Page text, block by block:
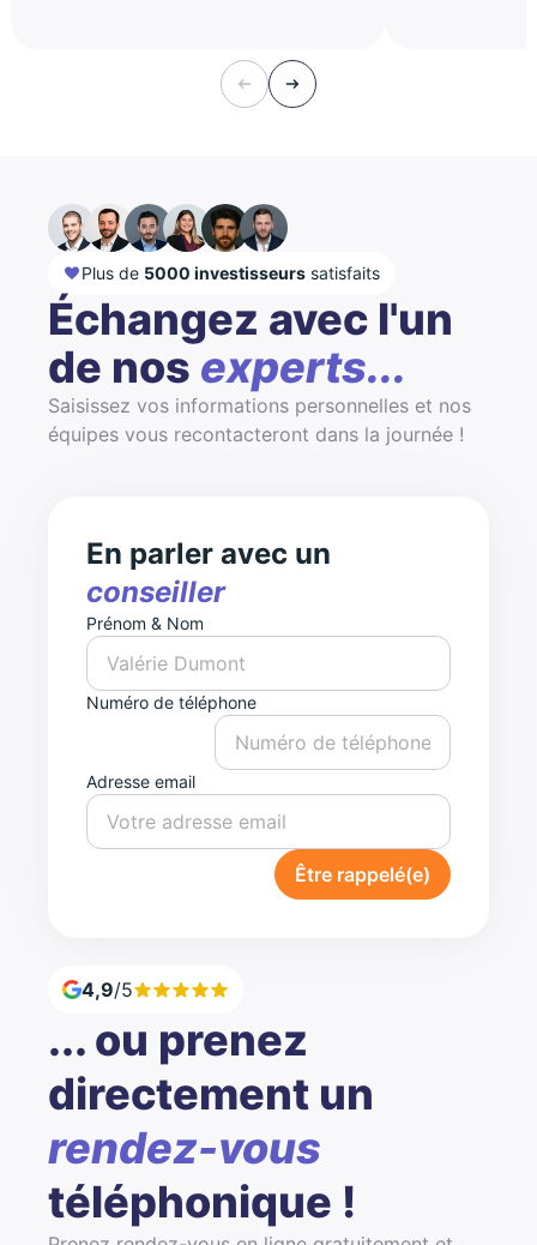
Plus de 5000 investisseurs satisfaits
Échangez avec l'un
de nos experts...
Saisissez vos informations personnelles et nos
équipes vous recontacteront dans la journée !
En parler avec un
conseiller
Prénom & Nom
Numéro de téléphone
Adresse email
Être rappelé(e)
4,9/5
... ou prenez
directement un
rendez-vous
téléphonique !